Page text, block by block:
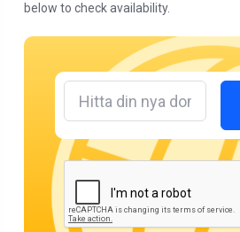
below to check availability.